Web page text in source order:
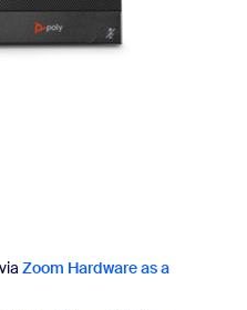
Zoom Hardware as a